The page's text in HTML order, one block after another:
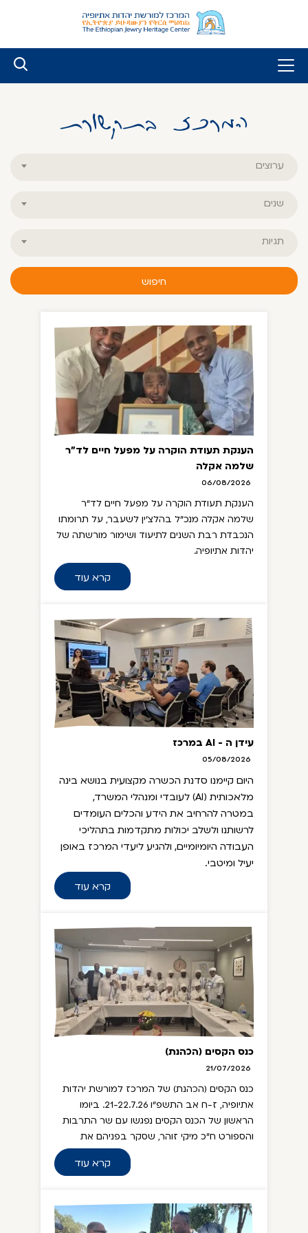
המרכז בתקשורת
ערוצים
שנים
תגיות
חיפוש
הענקת תעודת הוקרה על מפעל חיים לד"ר
שלמה אקלה
06/08/2026
הענקת תעודת הוקרה על מפעל חיים לד"ר
שלמה אקלה מנכ"ל בהלצ'ין לשעבר, על תרומתו
הנכבדת רבת השנים לתיעוד ושימור מורשתה של
יהדות אתיופיה.
קרא עוד
עידן ה - AI במרכז
05/08/2026
היום קיימנו סדנת הכשרה מקצועית בנושא בינה
מלאכותית (AI) לעובדי ומנהלי המשרד,
במטרה להרחיב את הידע והכלים העומדים
לרשותנו ולשלב יכולות מתקדמות בתהליכי
העבודה היומיומיים, ולהגיע ליעדי המרכז באופן
יעיל ומיטבי.
קרא עוד
כנס הקסים (הכהנת)
21/07/2026
כנס הקסים (הכהנת) של המרכז למורשת יהדות
אתיופיה, ז-ח אב התשפ"ו 21-22.7.26. ביומו
הראשון של הכנס הקסים נפגשו עם שר התרבות
והספורט ח"כ מיקי זוהר, שסקר בפניהם את
פעילות המשרד, מאמציו ותרומתו להרחבת
המשאבים והפעילות למרכז ולתרבות בכלל;
עבור קסים ורבנים מהקהילה; הרב הראשי ליהודי
קרא עוד